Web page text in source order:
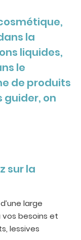
la
liquides,
le
de produits
guider, on
sur la
large
besoins et
lessives